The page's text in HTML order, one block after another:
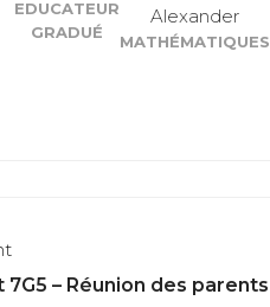
EDUCATEUR
GRADUÉ
Alexander
MATHÉMATIQUES
7G5 – Réunion des parents